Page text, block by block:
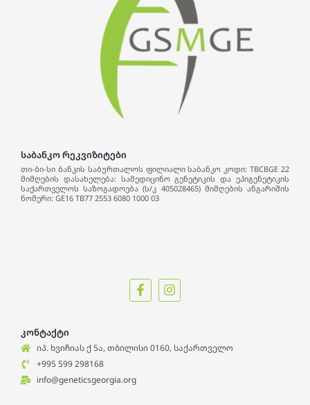
საბანკო რეკვიზიტები
თი-ბი-სი ბანკის საბურთალოს ფილიალი საბანკო კოდი: TBCBGE 22
მიმღების დასახელება: სამედიცინო გენეტიკის და ეპიგენეტიკის
საქართველოს საზოგადოება (ს/კ 405028465) მიმღების ანგარიშის
ნომერი: GE16 TB77 2553 6080 1000 03
კონტაქტი
იპ. ხვიჩიას ქ 5ა, თბილისი 0160, საქართველო
+995 599 298168
info@geneticsgeorgia.org